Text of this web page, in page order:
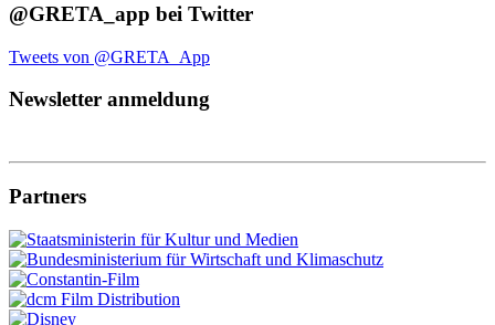
@GRETA_app bei Twitter
Tweets von @GRETA_App
Newsletter anmeldung
Partners